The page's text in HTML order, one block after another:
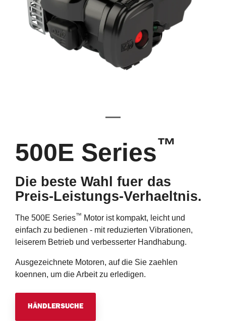
500E Series™
Die beste Wahl fuer das
Preis-Leistungs-Verhaeltnis.
The 500E Series™ Motor ist kompakt, leicht und
einfach zu bedienen - mit reduzierten Vibrationen,
leiserem Betrieb und verbesserter Handhabung.
Ausgezeichnete Motoren, auf die Sie zaehlen
koennen, um die Arbeit zu erledigen.
HÄNDLERSUCHE